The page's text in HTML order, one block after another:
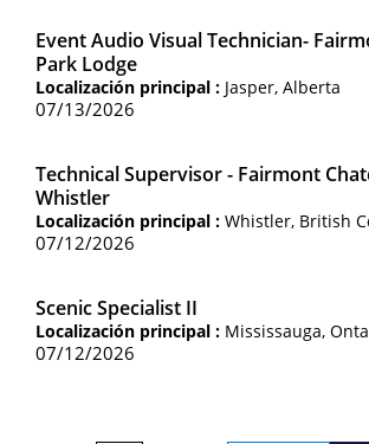
Event Audio Visual Technician-
Park Lodge
Localización principal : Jasper, Alberta
07/13/2026
Technical Supervisor - Fairmont
Whistler
Localización principal : Whistler, British
07/12/2026
Scenic Specialist II
Localización principal : Mississauga,
07/12/2026